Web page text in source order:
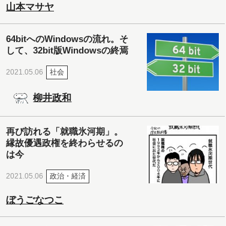
山本マサヤ
64bitへのWindowsの流れ。そ
して、32bit版Windowsの終焉
2021.05.06 社会
柳井政和
再び訪れる「就職氷河期」。
縁故優遇政権を終わらせるの
は今
2021.05.06 政治・経済
ぼうごなつこ